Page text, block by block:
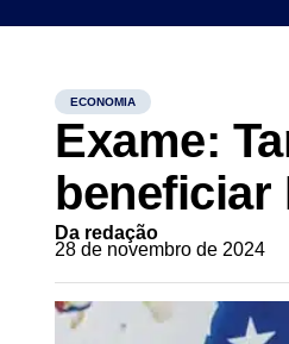
ECONOMIA
Exame:
beneficiar
Da redação
28 de novembro de 2024